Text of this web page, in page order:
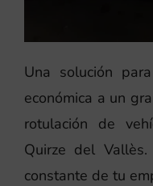
Una solución
económica a un
rotulación de
Quirze del
constante de tu